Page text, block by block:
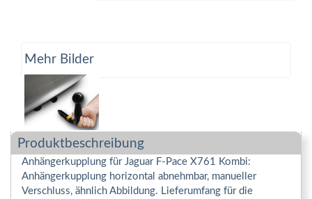
Mehr Bilder
Produktbeschreibung
Anhängerkupplung für Jaguar F-Pace X761 Kombi:
Anhängerkupplung horizontal abnehmbar, manueller
Verschluss, ähnlich Abbildung. Lieferumfang für die